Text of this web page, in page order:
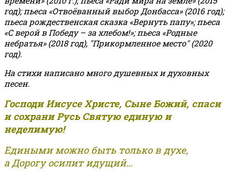
год); пьеса «Отвоёванный выбор Донбасса» (2016 год);
пьеса рождественская сказка «Вернуть папу»; пьеса
«С верой в Победу – за хлебом!»;пьеса «Родные
небратья» (2018 год), "Прикормленное место" (2020
год).
На стихи написано много душевных и духовных
песен.
Господи Иисусе Христе, Сыне Божий, спаси
и сохрани Русь Святую единую и
неделимую!
Едиными можно быть только в духе,
а Дорогу осилит идущий...